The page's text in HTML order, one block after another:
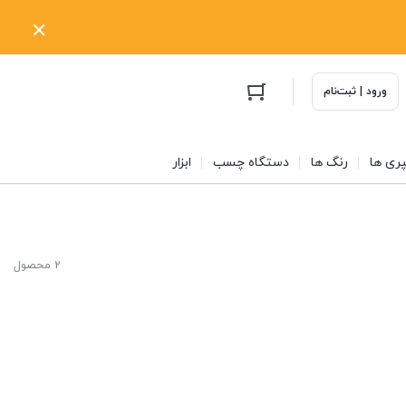
ورود | ثبت‌نام
ها رنگ ها دستگاه چسب ابزار
2 محصول